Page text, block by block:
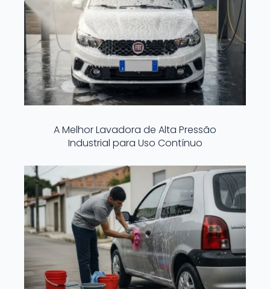
A Melhor Lavadora de Alta Pressão
Industrial para Uso Contínuo